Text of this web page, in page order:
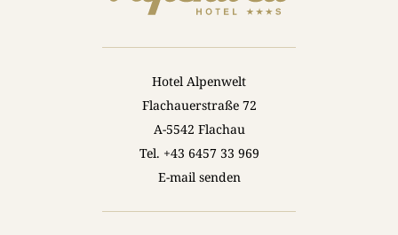
Hotel Alpenwelt
Flachauerstraße 72
A-5542 Flachau
Tel. +43 6457 33 969
E-mail senden